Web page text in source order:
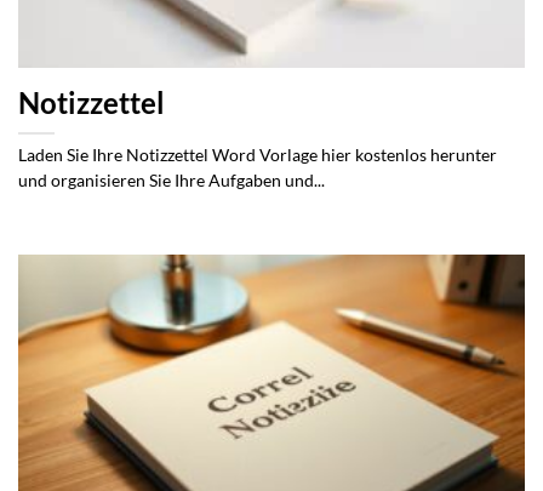
Notizzettel
Laden Sie Ihre Notizzettel Word Vorlage hier kostenlos herunter
und organisieren Sie Ihre Aufgaben und...